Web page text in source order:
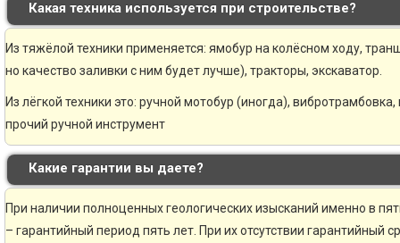
Какая техника используется при строительстве?
Из тяжёлой техники применяется: ямобур на колёсном ходу,
но качество заливки с ним будет лучше), тракторы, экскаватор.
Из лёгкой техники это: ручной мотобур (иногда),
прочий ручной инструмент
Какие гарантии вы даете?
При наличии полноценных геологических изысканий именно в
– гарантийный период пять лет. При их отсутствии гарантийный